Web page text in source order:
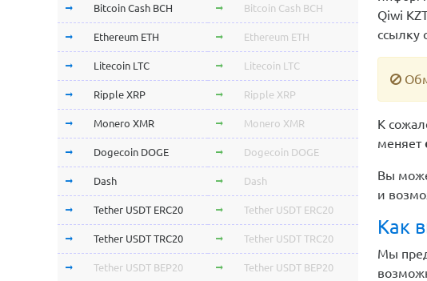
Qiwi
ссылку
К
меняет
Вы
и
Как
Мы
Bitcoin Cash BCH Bitcoin Cash BCH
Ethereum ETH Ethereum ETH
Litecoin LTC Litecoin LTC
Ripple XRP Ripple XRP
Monero XMR Monero XMR
Dogecoin DOGE Dogecoin DOGE
Dash Dash
Tether USDT ERC20 Tether USDT ERC20
Tether USDT TRC20 Tether USDT TRC20
Tether USDT BEP20 Tether USDT BEP20